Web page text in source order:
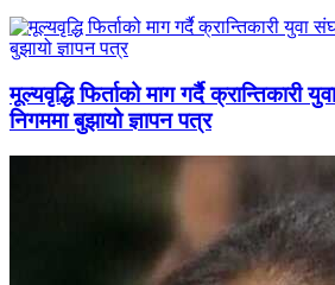
मूल्यवृद्धि फिर्ताको माग गर्दै
निगममा बुझायो ज्ञापन पत्र